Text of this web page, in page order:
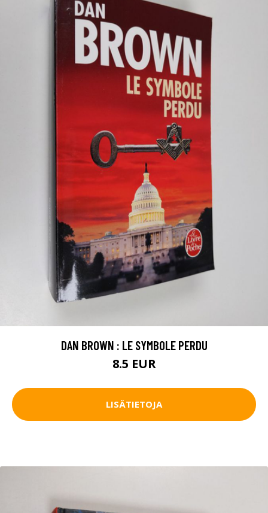
DAN BROWN : LE SYMBOLE PERDU
8.5 EUR
LISÄTIETOJA